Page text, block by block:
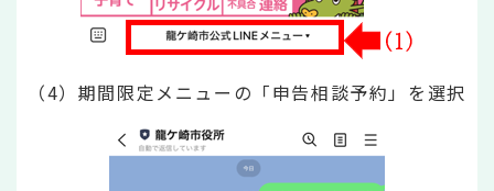
（4）期間限定メニューの「申告相談予約」を選択